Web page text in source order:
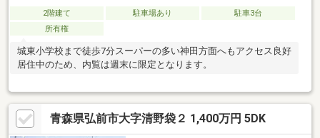
2階建て 駐車場あり
駐車3台
所有権
城東小学校まで徒歩7分スーパーの多い神田方面へもアクセス良好
居住中のため、内覧は週末に限定となります。
青森県弘前市大字清野袋２ 1,400万円 5DK